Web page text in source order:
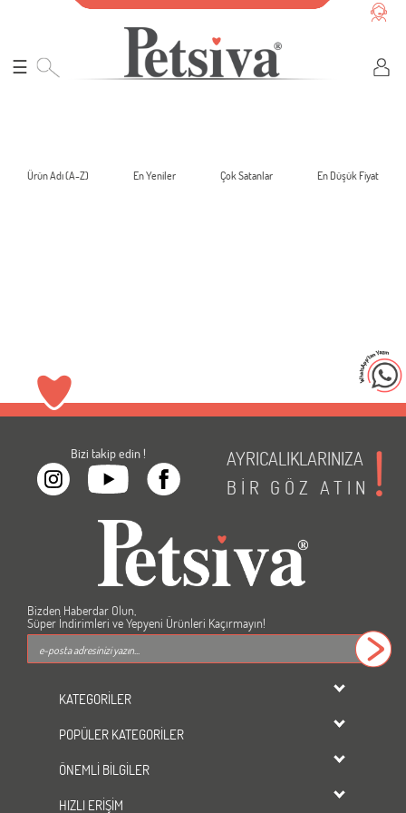
☰
Ürün Adı (A-Z) En Yeniler Çok Satanlar En Düşük Fiyat
Bizi takip edin !
AYRICALIKLARINIZA
BİR GÖZ ATIN
Bizden Haberdar Olun,
Süper İndirimleri ve Yepyeni Ürünleri Kaçırmayın!
KATEGORİLER
dondurulmuş ürünler
KÖPEK
BALIK
POPÜLER KATEGORİLER
Kedi Maması
Kedi Kumu
ÖNEMLİ BİLGİLER
Üyelik Sözleşmesi
HIZLI ERİŞİM